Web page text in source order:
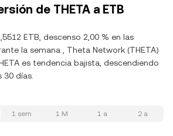
de THETA a ETB
ETB, descenso 2,00 % en las
la semana , Theta Network (THETA)
es tendencia bajista, descendiendo
30 días.
1 sem 1 M 1 a 2 a